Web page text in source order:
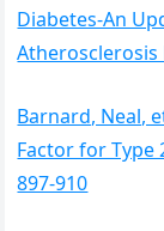
Diabetes-An
Atherosclerosis
Barnard, Neal,
Factor for Type
897-910